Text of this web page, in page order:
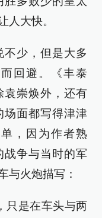
人大快。
少，但是大多
回避。《丰泰
袁崇焕外，还有
场面都写得津津
，因为作者熟
战争与当时的军
与火炮描写：
只是在车头与两